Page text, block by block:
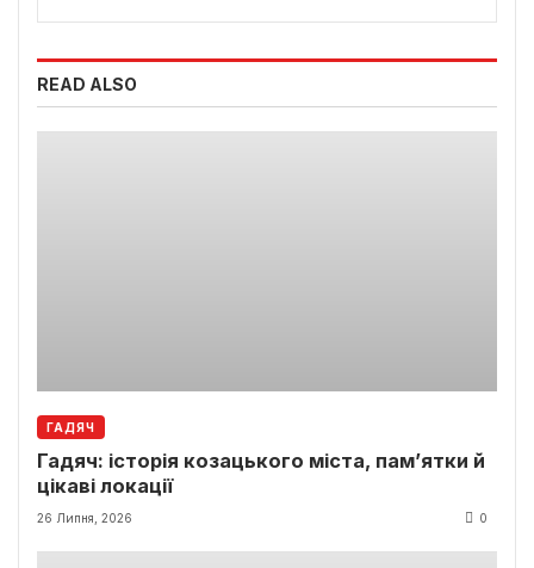
READ ALSO
ГАДЯЧ
Гадяч: історія козацького міста, пам’ятки й
цікаві локації
26 Липня, 2026 0